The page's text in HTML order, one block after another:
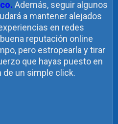
Además, seguir algunos
a mantener alejados
en redes
reputación online
pero estropearla y tirar
que hayas puesto en
de un simple click.